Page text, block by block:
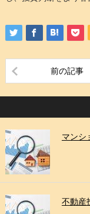
前の記事
マンシ
不動産